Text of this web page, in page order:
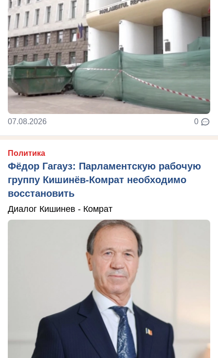
07.08.2026 0
Политика
Фёдор Гагауз: Парламентскую рабочую
группу Кишинёв-Комрат необходимо
восстановить
Диалог Кишинев - Комрат